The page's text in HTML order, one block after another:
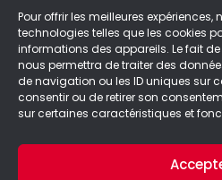
Pour offrir les meilleures expériences,
technologies telles que les cookies
informations des appareils. Le fait
nous permettra de traiter des
de navigation ou les ID uniques sur
consentir ou de retirer son
sur certaines caractéristiques et
développé
LIRE LA
18/01/